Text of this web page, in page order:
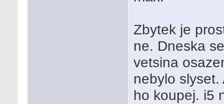
Zbytek je
ne. Dneska
vetsina
nebylo
ho koupej. i5